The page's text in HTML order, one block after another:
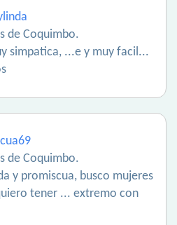
de Coquimbo.
simpatica, ...e y muy facil...
de Coquimbo.
y promiscua, busco mujeres
tener ... extremo con